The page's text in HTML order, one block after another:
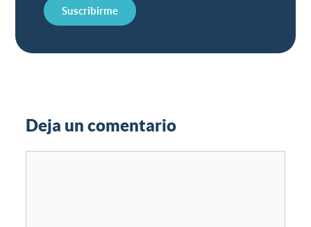
Suscribirme
Deja un comentario